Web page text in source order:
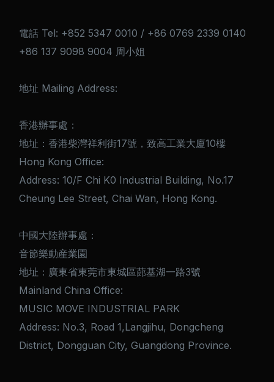
電話 Tel: +852 5347 0010 / +86 0769 2339 0140
+86 137 9098 9004 周小姐
地址 Mailing Address:
香港辦事處：
地址：香港柴灣祥利街17號，致高工業大廈10樓
Hong Kong Office:
Address: 10/F Chi K0 Industrial Building, No.17
Cheung Lee Street, Chai Wan, Hong Kong.
中國大陸辦事處：
音節樂動産業園
地址：廣東省東莞市東城區蓢基湖一路3號
Mainland China Office:
MUSIC MOVE INDUSTRIAL PARK
Address: No.3, Road 1,Langjihu, Dongcheng
District, Dongguan City, Guangdong Province.